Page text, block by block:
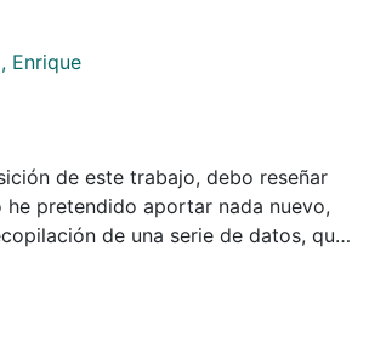
Enrique
de este trabajo, debo reseñar
he pretendido aportar nada nuevo,
de una serie de datos, que
utilidad en mi práctica diaria,
vez es más frecuente como son: